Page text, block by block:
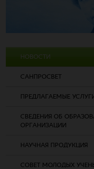
НОВОСТИ
САНПРОСВЕТ
ПРЕДЛАГАЕМЫЕ
СВЕДЕНИЯ ОБ
ОРГАНИЗАЦИИ
НАУЧНАЯ ПРОДУКЦИЯ
СОВЕТ МОЛОДЫХ